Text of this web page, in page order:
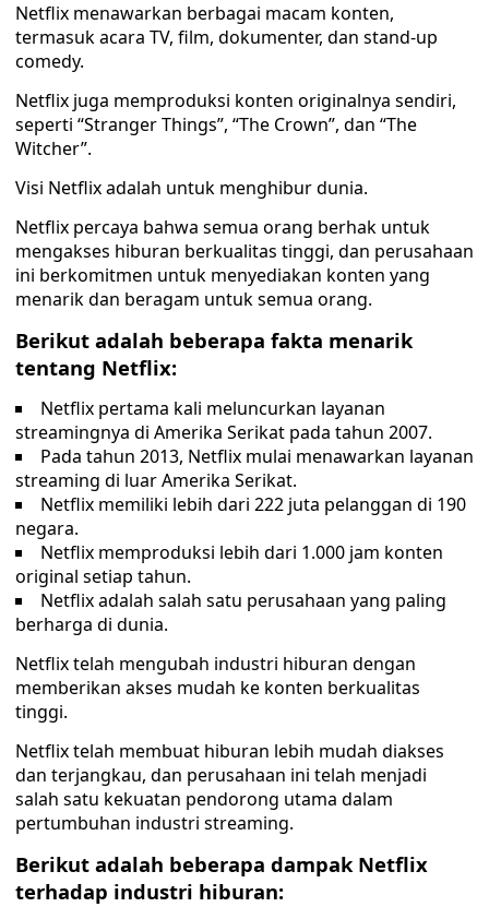
Netflix menawarkan berbagai macam konten,
termasuk acara TV, film, dokumenter, dan stand-up
comedy.
Netflix juga memproduksi konten originalnya sendiri,
seperti “Stranger Things”, “The Crown”, dan “The
Witcher”.
Visi Netflix adalah untuk menghibur dunia.
Netflix percaya bahwa semua orang berhak untuk
mengakses hiburan berkualitas tinggi, dan perusahaan
ini berkomitmen untuk menyediakan konten yang
menarik dan beragam untuk semua orang.
Berikut adalah beberapa fakta menarik
tentang Netflix:
Netflix pertama kali meluncurkan layanan
streamingnya di Amerika Serikat pada tahun 2007.
Pada tahun 2013, Netflix mulai menawarkan layanan
streaming di luar Amerika Serikat.
Netflix memiliki lebih dari 222 juta pelanggan di 190
negara.
Netflix memproduksi lebih dari 1.000 jam konten
original setiap tahun.
Netflix adalah salah satu perusahaan yang paling
berharga di dunia.
Netflix telah mengubah industri hiburan dengan
memberikan akses mudah ke konten berkualitas
tinggi.
Netflix telah membuat hiburan lebih mudah diakses
dan terjangkau, dan perusahaan ini telah menjadi
salah satu kekuatan pendorong utama dalam
pertumbuhan industri streaming.
Berikut adalah beberapa dampak Netflix
terhadap industri hiburan: